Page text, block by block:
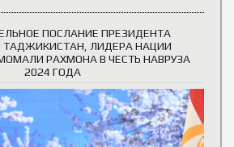
ПОСЛАНИЕ ПРЕЗИДЕНТА
ТАДЖИКИСТАН, ЛИДЕРА НАЦИИ
РАХМОНА В ЧЕСТЬ НАВРУЗА
2024 ГОДА